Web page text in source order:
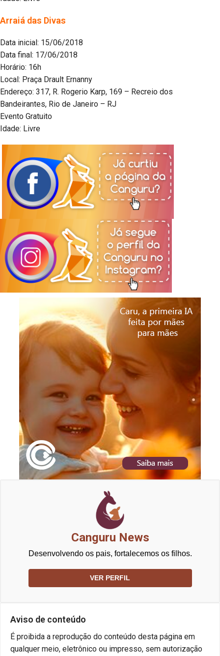
Arraiá das Divas
Data inicial: 15/06/2018
Data final: 17/06/2018
Horário: 16h
Local: Praça Drault Ernanny
Endereço: 317, R. Rogerio Karp, 169 – Recreio dos
Bandeirantes, Rio de Janeiro – RJ
Evento Gratuito
Idade: Livre
Canguru News
Desenvolvendo os pais, fortalecemos os filhos.
VER PERFIL
Aviso de conteúdo
É proibida a reprodução do conteúdo desta página em
qualquer meio, eletrônico ou impresso, sem autorização